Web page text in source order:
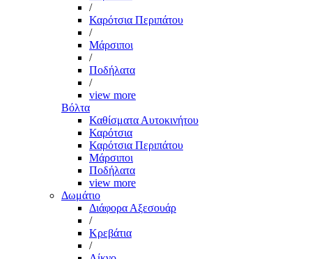
/
Καρότσια Περιπάτου
/
Μάρσιποι
/
Ποδήλατα
/
view more
Βόλτα
Καθίσματα Αυτοκινήτου
Καρότσια
Καρότσια Περιπάτου
Μάρσιποι
Ποδήλατα
view more
Δωμάτιο
Διάφορα Αξεσουάρ
/
Κρεβάτια
/